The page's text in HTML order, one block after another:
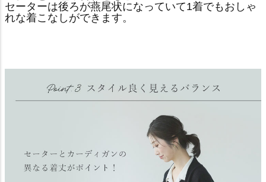
セーターは後ろが燕尾状になっていて1着でもおしゃ
れな着こなしができます。